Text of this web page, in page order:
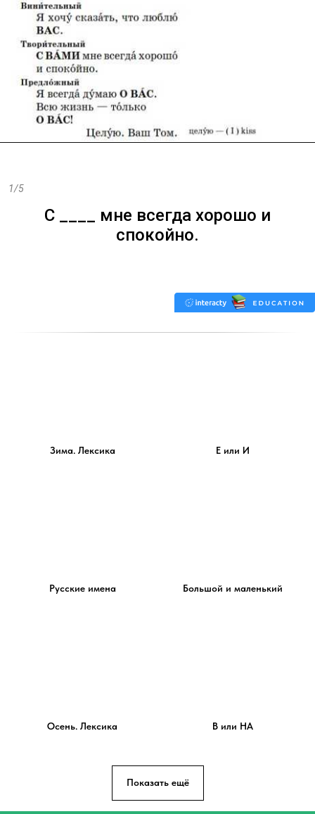
Зима. Лексика Е или И
Русские имена Большой и маленький
Осень. Лексика В или НА
Показать ещё